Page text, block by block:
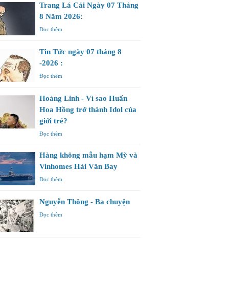
Trang Lá Cải Ngày 07 Tháng
8 Năm 2026:
Đọc thêm
Tin Tức ngày 07 tháng 8
-2026 :
Đọc thêm
Hoàng Linh - Vì sao Huấn
Hoa Hồng trở thành Idol của
giới trẻ?
Đọc thêm
Hàng không mẫu hạm Mỹ và
Vinhomes Hải Vân Bay
Đọc thêm
Nguyễn Thông - Ba chuyện
Đọc thêm